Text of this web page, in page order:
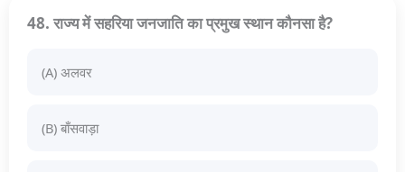
48. राज्य में सहरिया जनजाति का प्रमुख स्थान कौनसा है?
(A) अलवर
(B) बाँसवाड़ा